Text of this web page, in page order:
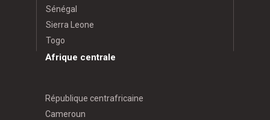
Sénégal
Sierra Leone
Togo
Afrique centrale
République centrafricaine
Cameroun